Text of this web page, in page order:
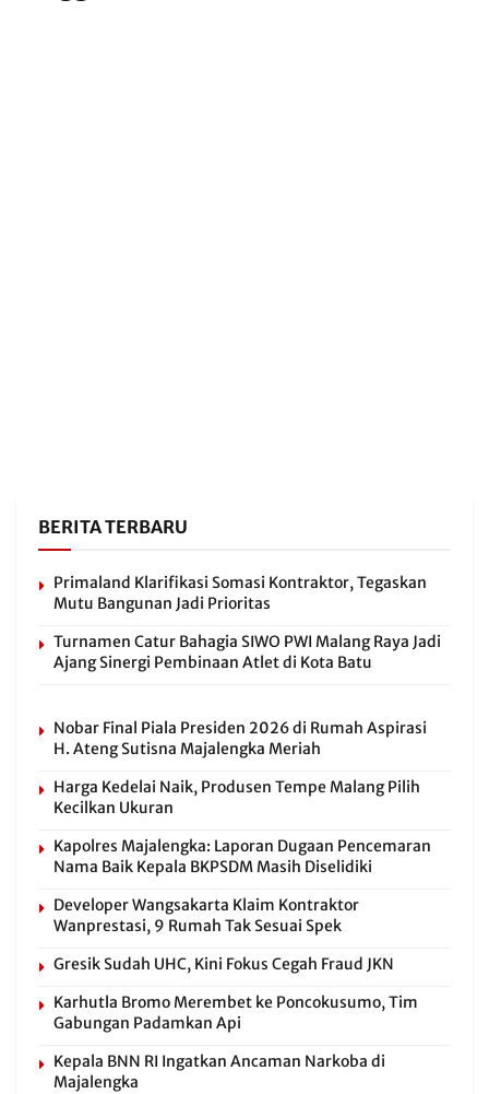
BERITA TERBARU
Primaland Klarifikasi Somasi Kontraktor, Tegaskan
Mutu Bangunan Jadi Prioritas
Turnamen Catur Bahagia SIWO PWI Malang Raya Jadi
Ajang Sinergi Pembinaan Atlet di Kota Batu
Nobar Final Piala Presiden 2026 di Rumah Aspirasi
H. Ateng Sutisna Majalengka Meriah
Harga Kedelai Naik, Produsen Tempe Malang Pilih
Kecilkan Ukuran
Kapolres Majalengka: Laporan Dugaan Pencemaran
Nama Baik Kepala BKPSDM Masih Diselidiki
Developer Wangsakarta Klaim Kontraktor
Wanprestasi, 9 Rumah Tak Sesuai Spek
Gresik Sudah UHC, Kini Fokus Cegah Fraud JKN
Karhutla Bromo Merembet ke Poncokusumo, Tim
Gabungan Padamkan Api
Kepala BNN RI Ingatkan Ancaman Narkoba di
Majalengka